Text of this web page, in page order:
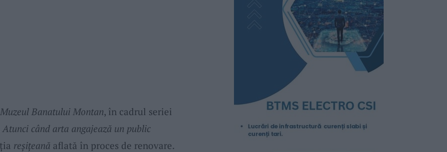
Muzeul Banatului Montan, în cadrul seriei
Atunci când arta angajează un public
reșițeană aflată în proces de renovare.